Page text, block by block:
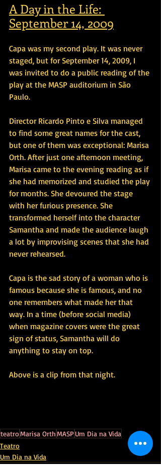
A Day in the Life:
September 14, 2009
Capa was my second play. It was never
staged, but for September 14, 2009, I
was invited to do a public reading of the
play at the MASP auditorium in São
Paulo.
Director Ricardo Pinto e Silva managed
to find some great names for the cast,
but one of them was exceptional: Marisa
Orth. After just one afternoon meeting,
Marisa came to the evening reading as if
she had memorized and studied the play
for months. She devoured the stage
with her furious presence. She
transformed herself into the character
Samantha and made the audience laugh
a lot by improvising scenes that she had
never rehearsed.
Capa is the sad story of a woman who is
famous because she is famous, and no
one remembers what made her that
way. In a time (before social media)
when magazine covers were the great
sign of status, Samantha will do
anything to stay on top.
Above is a clip from that night.
teatroMarisa OrthMASPUm Dia na Vida
Teatro
Um Dia na Vida